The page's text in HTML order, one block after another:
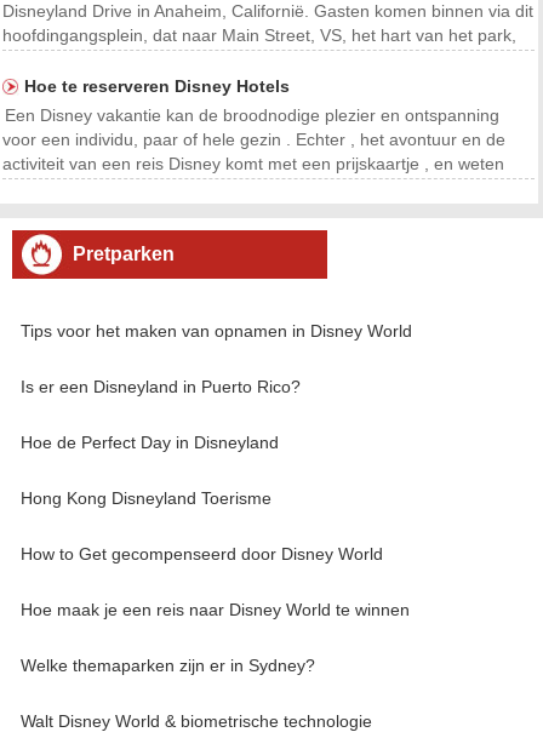
Disneyland Drive in Anaheim, Californië. Gasten komen binnen via dit
hoofdingangsplein, dat naar Main Street, VS, het hart van het park,
Hoe te reserveren Disney Hotels
Een Disney vakantie kan de broodnodige plezier en ontspanning
voor een individu, paar of hele gezin . Echter , het avontuur en de
activiteit van een reis Disney komt met een prijskaartje , en weten
Pretparken
Tips voor het maken van opnamen in Disney World
Is er een Disneyland in Puerto Rico?
Hoe de Perfect Day in Disneyland
Hong Kong Disneyland Toerisme
How to Get gecompenseerd door Disney World
Hoe maak je een reis naar Disney World te winnen
Welke themaparken zijn er in Sydney?
Walt Disney World & biometrische technologie